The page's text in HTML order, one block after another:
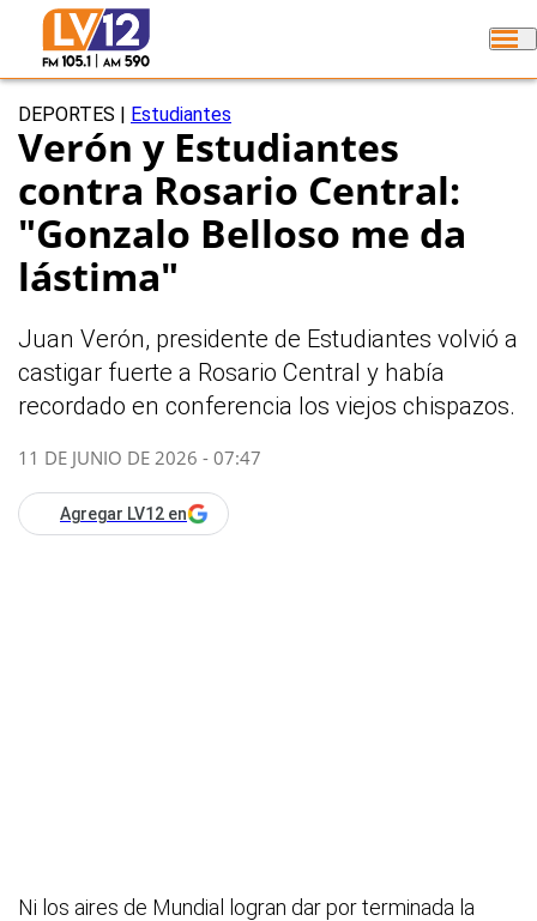
DEPORTES Estudiantes
Verón y Estudiantes
contra Rosario Central:
"Gonzalo Belloso me da
lástima"
Juan Verón, presidente de Estudiantes volvió a
castigar fuerte a Rosario Central y había
recordado en conferencia los viejos chispazos.
11 DE JUNIO DE 2026 - 07:47
Agregar LV12 en
Ni los aires de Mundial logran dar por terminada la